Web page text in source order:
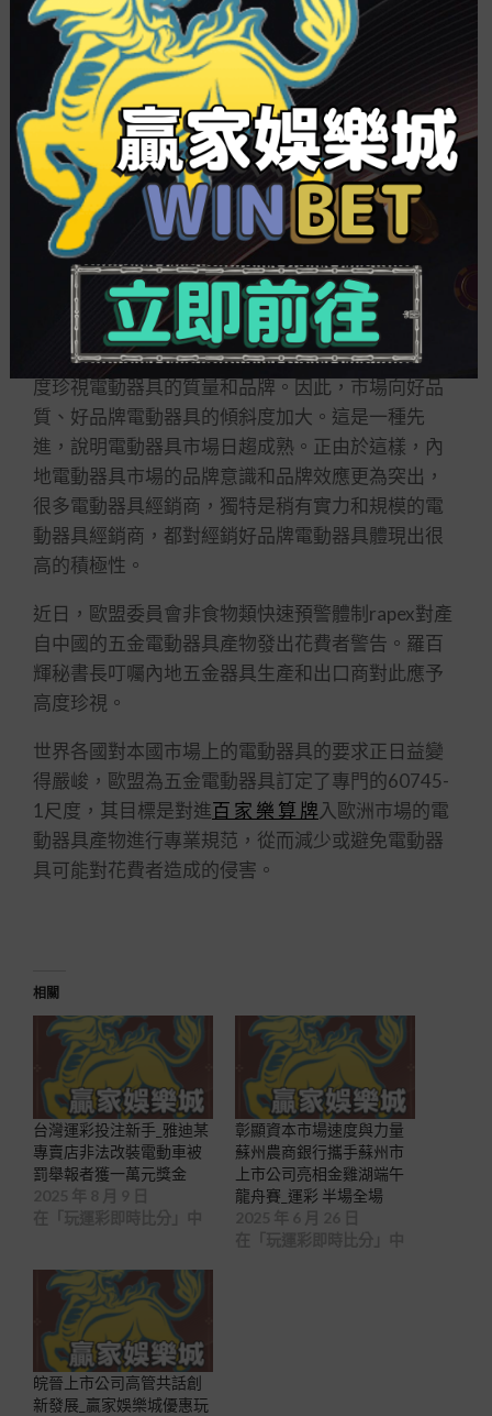
4、人民幣的不停升值，對電動器具外貿出口有一定
沖擊，我國電動器具產業要贏得外貿出口新成果，
還有很多難題有待戰勝。
5、我國電動器具出口大國的身份正日益受到來自成
長中國家的挑釁，成長中國家專業與控制程度目前
有很大水平的提高，勞動力和原質料本錢較低，給
我國電動器具產業帶來了很大的競爭包袱，國際競
爭日趨劇烈。
6、國際內地市場對電動器具品質和品牌加倍挑剔，
不論是電動器具經銷商，還是寬泛直接用戶，都極
度珍視電動器具的質量和品牌。因此，市場向好品
質、好品牌電動器具的傾斜度加大。這是一種先
進，說明電動器具市場日趨成熟。正由於這樣，內
地電動器具市場的品牌意識和品牌效應更為突出，
很多電動器具經銷商，獨特是稍有實力和規模的電
動器具經銷商，都對經銷好品牌電動器具體現出很
高的積極性。
近日，歐盟委員會非食物類快速預警體制rapex對產
自中國的五金電動器具產物發出花費者警告。羅百
輝秘書長叮囑內地五金器具生產和出口商對此應予
高度珍視。
世界各國對本國市場上的電動器具的要求正日益變
得嚴峻，歐盟為五金電動器具訂定了專門的60745-
1尺度，其目標是對進百 家 樂 算 牌入歐洲市場的電
動器具產物進行專業規范，從而減少或避免電動器
具可能對花費者造成的侵害。
相關
台灣運彩投注新手_雅迪某
專賣店非法改裝電動車被
罰舉報者獲一萬元獎金
彰顯資本市場速度與力量
蘇州農商銀行攜手蘇州市
上市公司亮相金雞湖端午
龍舟賽_運彩 半場全場
皖晉上市公司高管共話創
新發展_贏家娛樂城優惠玩